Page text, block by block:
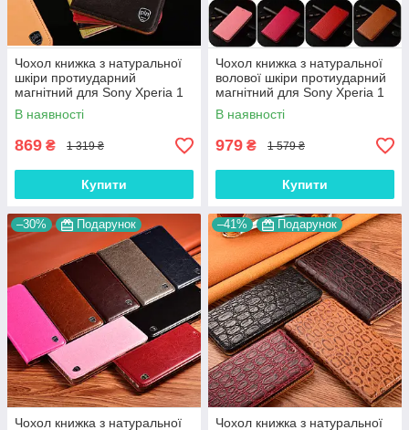
Чохол книжка з натуральної
шкіри протиударний
магнітний для Sony Xperia 1
II "CLASIC"
В наявності
869 ₴ 1 319 ₴
Купити
Чохол книжка з натуральної
волової шкіри протиударний
магнітний для Sony Xperia 1
II "BULL"
В наявності
979 ₴ 1 579 ₴
Купити
–30% Подарунок
Чохол книжка з натуральної
–41% Подарунок
Чохол книжка з натуральної